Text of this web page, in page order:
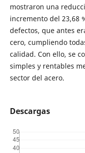
mostraron una
incremento del 23,68
defectos, que antes
cero, cumpliendo
calidad. Con ello, se
simples y rentables
sector del acero.
Descargas